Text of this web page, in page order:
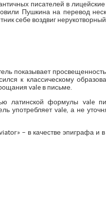
писателей в
Пушкина на перевод
себе воздвиг
показывает
к классическому
vale в письме.
латинской формулы vale
употребляет vale, а не
– в качестве эпиграфа и